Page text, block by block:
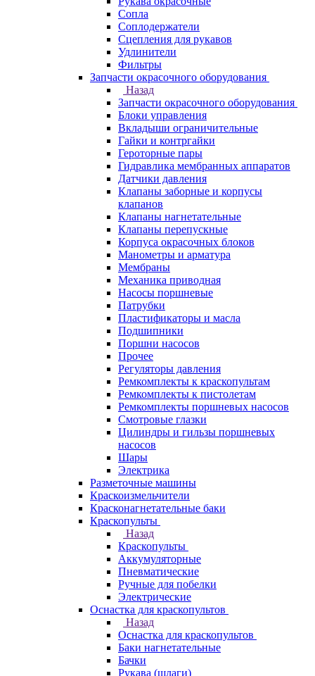
Сопла
Соплодержатели
Сцепления для рукавов
Удлинители
Фильтры
Запчасти окрасочного оборудования
Назад
Запчасти окрасочного оборудования
Блоки управления
Вкладыши ограничительные
Гайки и контргайки
Героторные пары
Гидравлика мембранных аппаратов
Датчики давления
Клапаны заборные и корпусы
клапанов
Клапаны нагнетательные
Клапаны перепускные
Корпуса окрасочных блоков
Манометры и арматура
Мембраны
Механика приводная
Насосы поршневые
Патрубки
Пластификаторы и масла
Подшипники
Поршни насосов
Прочее
Регуляторы давления
Ремкомплекты к краскопультам
Ремкомплекты к пистолетам
Ремкомплекты поршневых насосов
Смотровые глазки
Цилиндры и гильзы поршневых
насосов
Шары
Электрика
Разметочные машины
Краскоизмельчители
Красконагнетательные баки
Краскопульты
Назад
Краскопульты
Аккумуляторные
Пневматические
Ручные для побелки
Электрические
Оснастка для краскопультов
Назад
Оснастка для краскопультов
Баки нагнетательные
Бачки
Рукава (шлаги)